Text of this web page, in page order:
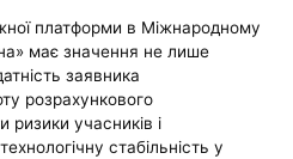
платформи в Міжнародному
має значення не лише
заявника
розрахункового
учасників і
стабільність у